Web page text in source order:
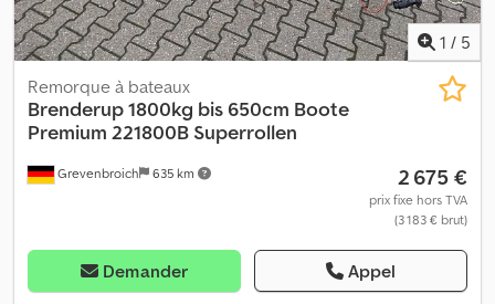
boutique en ligne. Droit d'auteur – protection de la marque 07/26
303023+100.
1 / 5
Grevenbroich 635 km
Remorque à bateaux
Brenderup1800kg bis 650cm Boote
Premium 221800B Superrollen
2 675 €
prix fixe hors TVA
(3 183 € brut)
Demander Appel